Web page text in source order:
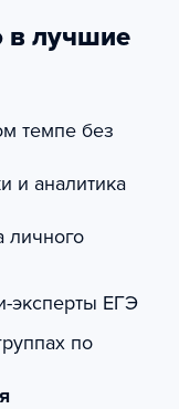
в лучшие
темпе без
и аналитика
личного
эксперты ЕГЭ
по